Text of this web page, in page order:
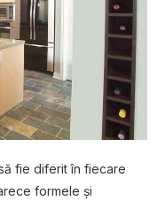
fie diferit în fiecare
formele și